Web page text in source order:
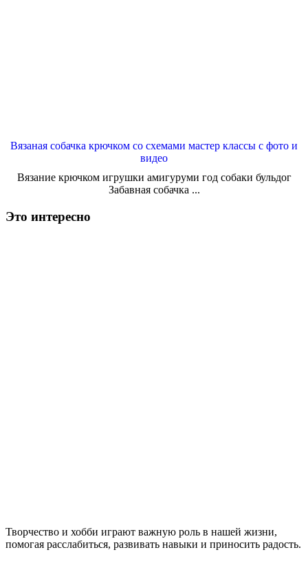
Вязаная собачка крючком со схемами мастер классы с фото и
видео
Вязание крючком игрушки амигуруми год собаки бульдог
Забавная собачка ...
Это интересно
Творчество и хобби играют важную роль в нашей жизни,
помогая расслабиться, развивать навыки и приносить радость.